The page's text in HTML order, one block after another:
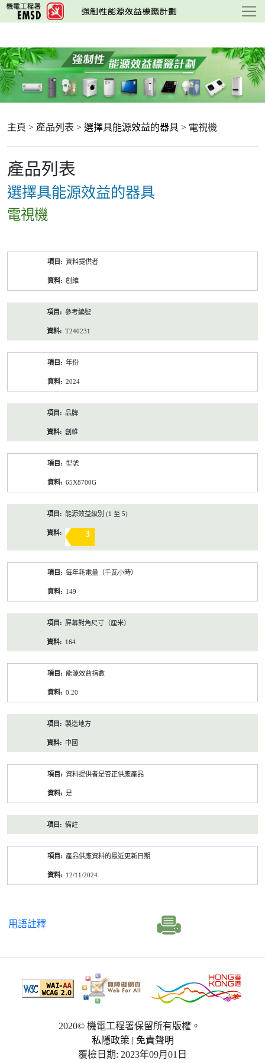
跳
至
要
內
容
主頁 > 產品列表 > 選擇具能源效益的器具 > 電視機
產品列表
選擇具能源效益的器具
電視機
資料提供者
創維
參考編號
T240231
年份
2024
品牌
創維
型號
65X8700G
能源效益級別 (1 至 5)
3
每年耗電量（千瓦小時）
149
屏幕對角尺寸（厘米）
164
能源效益指數
0.20
製造地方
中國
資料提供者是否正供應產品
是
備註
產品供應資料的最近更新日期
12/11/2024
用語註釋
2020© 機電工程署保留所有版權。
私隱政策 | 免責聲明
覆檢日期: 2023年09月01日